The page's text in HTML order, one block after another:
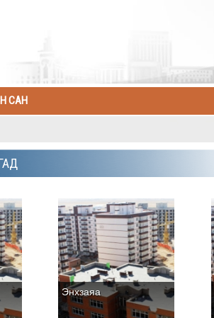
САН
Энхзаяа